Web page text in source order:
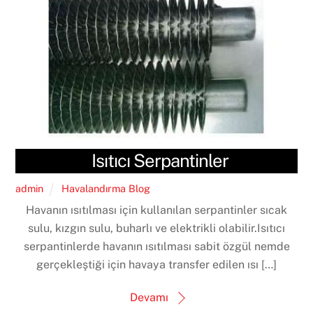
Isıtıcı Serpantinler
admin Havalandırma Blog
Havanın ısıtılması için kullanılan serpantinler sıcak
sulu, kızgın sulu, buharlı ve elektrikli olabilir.Isıtıcı
serpantinlerde havanın ısıtılması sabit özgül nemde
gerçekleştiği için havaya transfer edilen ısı […]
Devamı